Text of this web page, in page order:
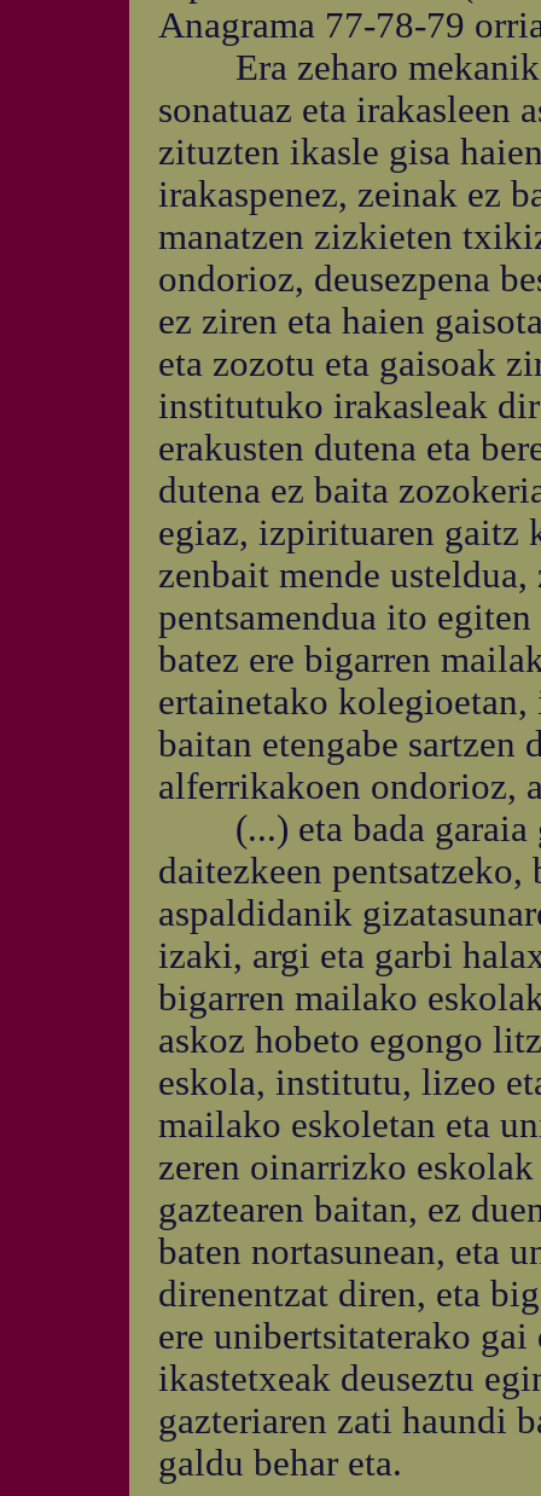
Anagrama 77-78-79
Era zeharo
sonatuaz eta irakasleen
zituzten ikasle gisa
irakaspenez, zeinak ez
manatzen zizkieten
ondorioz, deusezpena
ez ziren eta haien
eta zozotu eta gaisoak
institutuko irakasleak
erakusten dutena eta
dutena ez baita
egiaz, izpirituaren gaitz
zenbait mende
pentsamendua ito
batez ere bigarren
ertainetako kolegioetan,
baitan etengabe sartzen
alferrikakoen ondorioz,
(...) eta bada garaia
daitezkeen
aspaldidanik
izaki, argi eta garbi
bigarren mailako
askoz hobeto egongo
eskola, institutu, lizeo
mailako eskoletan eta
zeren oinarrizko
gaztearen baitan, ez
baten nortasunean, eta
direnentzat diren, eta
ere unibertsitaterako
ikastetxeak deuseztu
gazteriaren zati haundi
galdu behar eta.